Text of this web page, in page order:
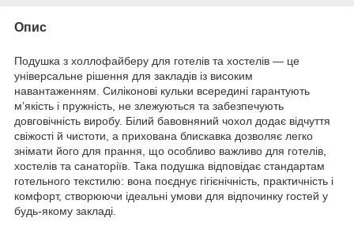
Опис
Подушка з холлофайберу для готелів та хостелів — це
універсальне рішення для закладів із високим
навантаженням. Силіконові кульки всередині гарантують
м’якість і пружність, не злежуються та забезпечують
довговічність виробу. Білий бавовняний чохол додає відчуття
свіжості й чистоти, а прихована блискавка дозволяє легко
знімати його для прання, що особливо важливо для готелів,
хостелів та санаторіїв. Така подушка відповідає стандартам
готельного текстилю: вона поєднує гігієнічність, практичність і
комфорт, створюючи ідеальні умови для відпочинку гостей у
будь-якому закладі.